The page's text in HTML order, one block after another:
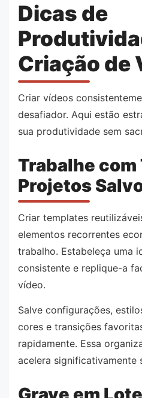
Dicas de
Criação de
Criar vídeos
desafiador. Aqui estão
sua produtividade sem
Trabalhe com
Projetos
Criar templates
elementos recorrentes
trabalho. Estabeleça uma
consistente e replique-a
vídeo.
Salve configurações,
cores e transições
rapidamente. Essa
acelera significativamente